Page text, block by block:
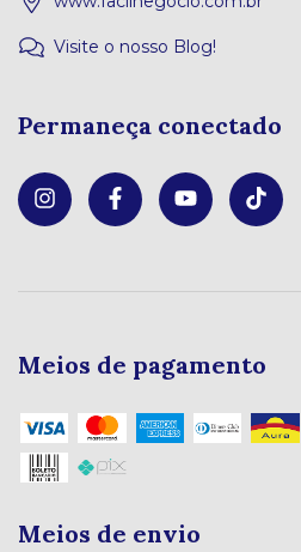
Visite o nosso Blog!
Permaneça conectado
Meios de pagamento
Meios de envio